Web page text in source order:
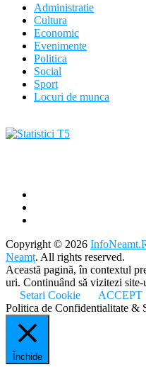
Administratie
Cultura
Economic
Evenimente
Politica
Social
Sport
Locuri de munca
Copyright © 2026
Neamț. All rights reserved.
Această pagină, în contextul
uri. Continuând să vizitezi
Setari Cookie
ACCEPT
Politica de Confidentialitate &
Închide